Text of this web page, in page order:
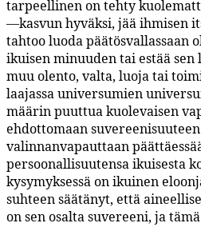
tarpeellinen on tehty
—kasvun hyväksi, jää ihmisen
tahtoo luoda päätösvallassaan
ikuisen minuuden tai estää sen
muu olento, valta, luoja tai
laajassa universumien
määrin puuttua kuolevaisen
ehdottomaan
valinnanvapauttaan
persoonallisuutensa ikuisesta
kysymyksessä on ikuinen
suhteen säätänyt, että
on sen osalta suvereeni, ja